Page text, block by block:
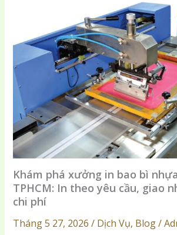
Khám phá xưởng in bao bì
TPHCM: In theo yêu cầu, giao
chi phí
Tháng 5 27, 2026 / Dịch Vụ, Blog /